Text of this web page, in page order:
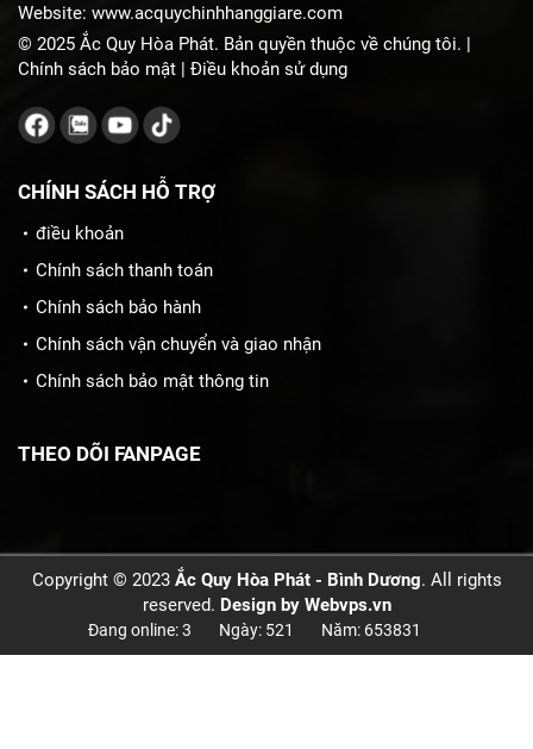
Website: www.acquychinhhanggiare.com
© 2025 Ắc Quy Hòa Phát. Bản quyền thuộc về chúng tôi. |
Chính sách bảo mật | Điều khoản sử dụng
CHÍNH SÁCH HỖ TRỢ
điều khoản
Chính sách thanh toán
Chính sách bảo hành
Chính sách vận chuyển và giao nhận
Chính sách bảo mật thông tin
THEO DÕI FANPAGE
Copyright © 2023 Ắc Quy Hòa Phát - Bình Dương. All rights
reserved. Design by Webvps.vn
Đang online: 3 Ngày: 521 Năm: 653831